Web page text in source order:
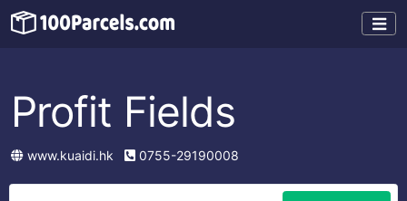
Profit Fields
www.kuaidi.hk 0755-29190008